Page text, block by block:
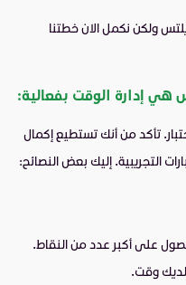
ولكن نكمل الان خطتنا
هي إدارة الوقت بفعالية:
تأكد من أنك تستطيع إكمال
التجريبية. إليك بعض النصائح:
على أكبر عدد من النقاط.
لديك وقت.